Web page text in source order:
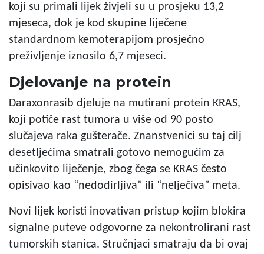
koji su primali lijek živjeli su u prosjeku 13,2
mjeseca, dok je kod skupine liječene
standardnom kemoterapijom prosječno
preživljenje iznosilo 6,7 mjeseci.
Djelovanje na protein
Daraxonrasib djeluje na mutirani protein KRAS,
koji potiče rast tumora u više od 90 posto
slučajeva raka gušterače. Znanstvenici su taj cilj
desetljećima smatrali gotovo nemogućim za
učinkovito liječenje, zbog čega se KRAS često
opisivao kao “nedodirljiva” ili “nelječiva” meta.
Novi lijek koristi inovativan pristup kojim blokira
signalne puteve odgovorne za nekontrolirani rast
tumorskih stanica. Stručnjaci smatraju da bi ovaj